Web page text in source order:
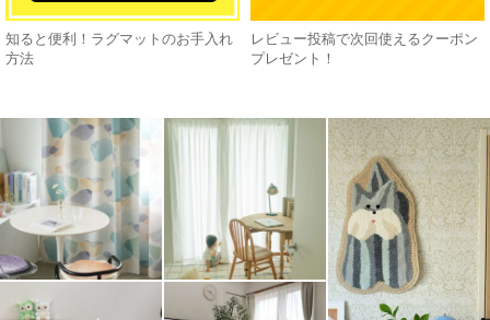
知ると便利！ラグマットのお手入れ
方法
レビュー投稿で次回使えるクーポン
プレゼント！